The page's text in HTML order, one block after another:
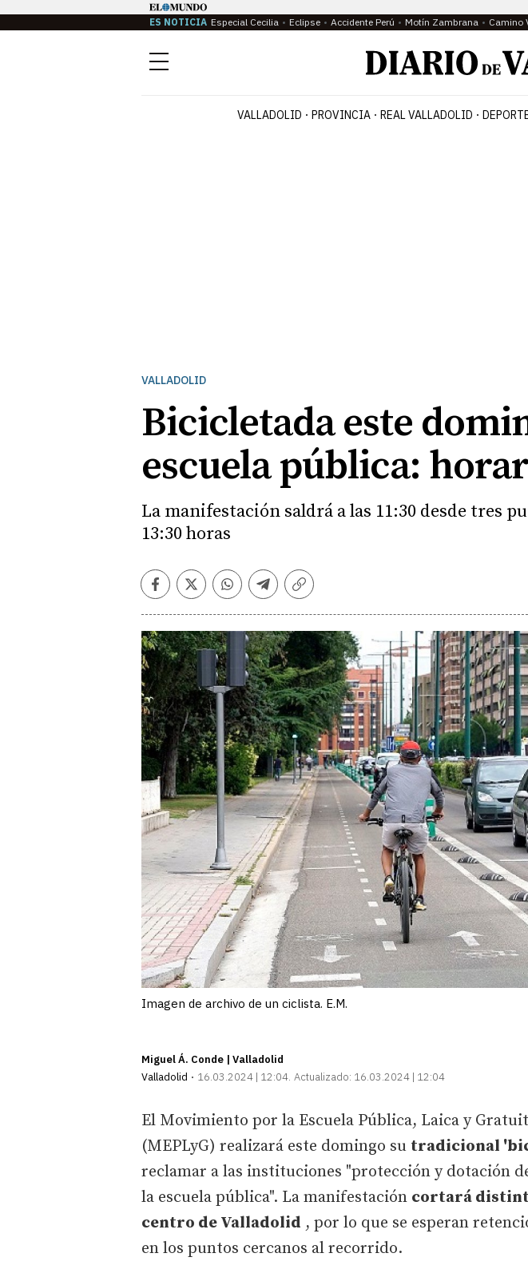
ES NOTICIA Especial Cecilia Eclipse Accidente Perú Motín Zambrana Camino
Menú
VALLADOLID PROVINCIA REAL VALLADOLID
VALLADOLID
Bicicletada este
escuela pública:
La manifestación saldrá a las 11:30 desde tres
13:30 horas
Facebook
TwitterWhatsapp
Telegram
Copiar
Imagen de archivo de un ciclista. E.M.
Miguel Á. Conde | Valladolid
Valladolid
16.03.2024 | 12:04 Actualizado: 16.03.2024 | 12:04
El Movimiento por la Escuela Pública, Laica y
(MEPLyG) realizará este domingo su tradicional
reclamar a las instituciones "protección y dotación
la escuela pública". La manifestación cortará
centro de Valladolid , por lo que se esperan
en los puntos cercanos al recorrido.